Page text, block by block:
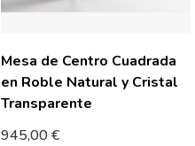
Mesa de Centro Cuadrada
en Roble Natural y Cristal
Transparente
945,00€